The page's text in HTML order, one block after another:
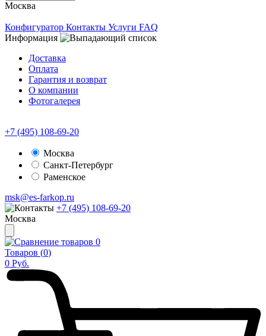
Москва
Конфигуратор Контакты Услуги FAQ
Информация
Доставка
Оплата
Гарантия и возврат
О компании
Фотогалерея
+7 (495) 108-69-20
Москва
Санкт-Петербург
Раменское
msk@es-farkop.ru
+7 (495) 108-69-20
Москва
0
Товаров (0)
0 Руб.